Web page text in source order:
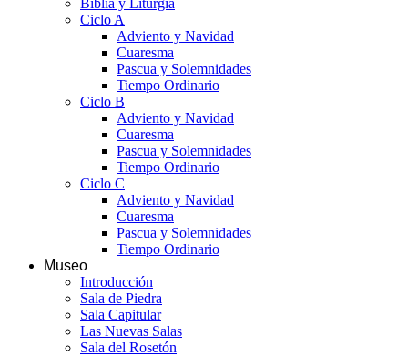
Biblia y Liturgia
Ciclo A
Adviento y Navidad
Cuaresma
Pascua y Solemnidades
Tiempo Ordinario
Ciclo B
Adviento y Navidad
Cuaresma
Pascua y Solemnidades
Tiempo Ordinario
Ciclo C
Adviento y Navidad
Cuaresma
Pascua y Solemnidades
Tiempo Ordinario
Museo
Introducción
Sala de Piedra
Sala Capitular
Las Nuevas Salas
Sala del Rosetón